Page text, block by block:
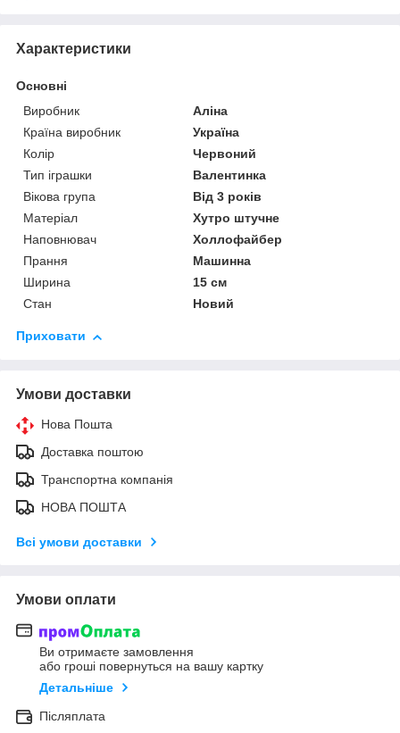
Характеристики
Основні
Виробник
Аліна
Країна виробник
Україна
Колір
Червоний
Тип іграшки
Валентинка
Вікова група
Від 3 років
Матеріал
Хутро штучне
Наповнювач
Холлофайбер
Прання
Машинна
Ширина
15 см
Стан
Новий
Приховати
Умови доставки
Нова Пошта
Доставка поштою
Транспортна компанія
НОВА ПОШТА
Всі умови доставки
Умови оплати
Ви отримаєте замовлення
або гроші повернуться на вашу картку
Детальніше
Післяплата